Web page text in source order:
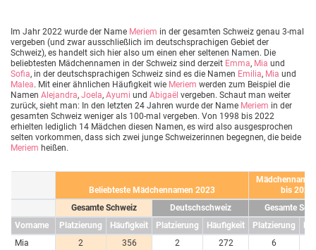
Im Jahr 2022 wurde der Name Meriem in der gesamten Schweiz genau 3-mal
vergeben (und zwar ausschließlich im deutschsprachigen Gebiet der
Schweiz), es handelt sich hier also um einen eher seltenen Namen. Die
beliebtesten Mädchennamen in der Schweiz sind derzeit Emma, Mia und
Sofia, in der deutschsprachigen Schweiz sind es die Namen Emilia, Mia und
Malea. Mit einer ähnlichen Häufigkeit wie Meriem werden zum Beispiel die
Namen Alejandra, Joela, Ayumi und Abigaël vergeben. Schaut man weiter
zurück, sieht man: In den letzten 24 Jahren wurde der Name Meriem in der
gesamten Schweiz weniger als 100-mal vergeben. Von 1998 bis 2022
erhielten lediglich 14 Mädchen diesen Namen, es wird also ausgesprochen
selten vorkommen, dass sich zwei junge Schweizerinnen begegnen, die beide
Meriem heißen.
Beliebteste Mädchennamen 2023
bis 2023
Gesamte Schweiz
Deutschschweiz
Gesamte
Vorname
Platzierung Häufigkeit Platzierung Häufigkeit Platzierung
Mia
2 356 2 272 6